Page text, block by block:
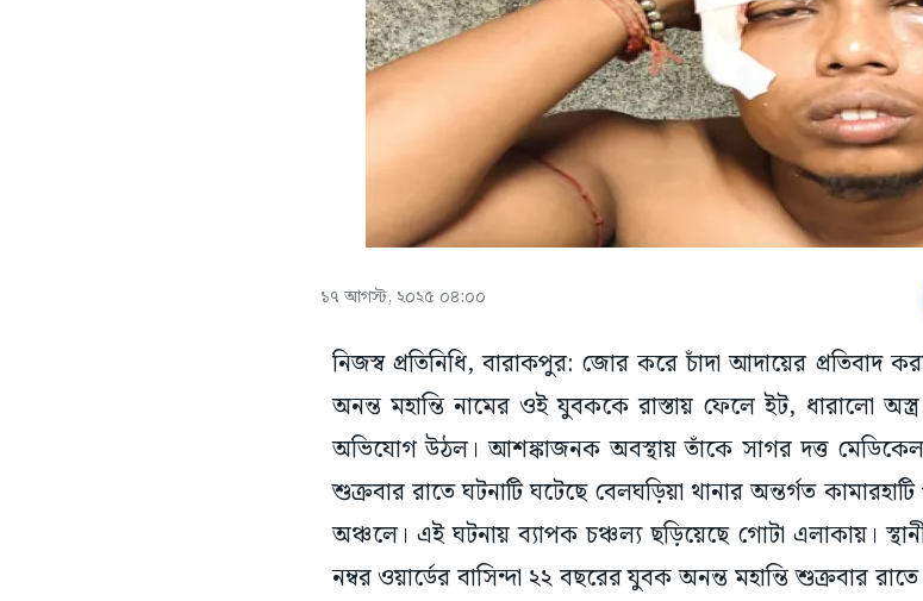
১৭ আগস্ট, ২০২৫ ০৪:০০
নিজস্ব প্রতিনিধি, বারাকপুর: জোর করে চাঁদা আদায়ের
অনন্ত মহান্তি নামের ওই যুবককে রাস্তায় ফেলে ইট, ধারালো
অভিযোগ উঠল। আশঙ্কাজনক অবস্থায় তাঁকে সাগর দত্ত মেডিকেল
শুক্রবার রাতে ঘটনাটি ঘটেছে বেলঘড়িয়া থানার অন্তর্গত
অঞ্চলে। এই ঘটনায় ব্যাপক চঞ্চল্য ছড়িয়েছে গোটা এলাকায়।
নম্বর ওয়ার্ডের বাসিন্দা ২২ বছরের যুবক অনন্ত মহান্তি শুক্রবার